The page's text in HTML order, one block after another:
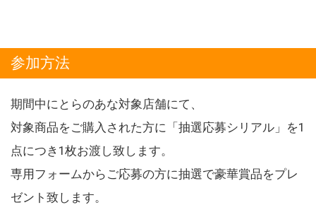
参加方法
期間中にとらのあな対象店舗にて、
対象商品をご購入された方に「抽選応募シリアル」を1
点につき1枚お渡し致します。
専用フォームからご応募の方に抽選で豪華賞品をプレ
ゼント致します。